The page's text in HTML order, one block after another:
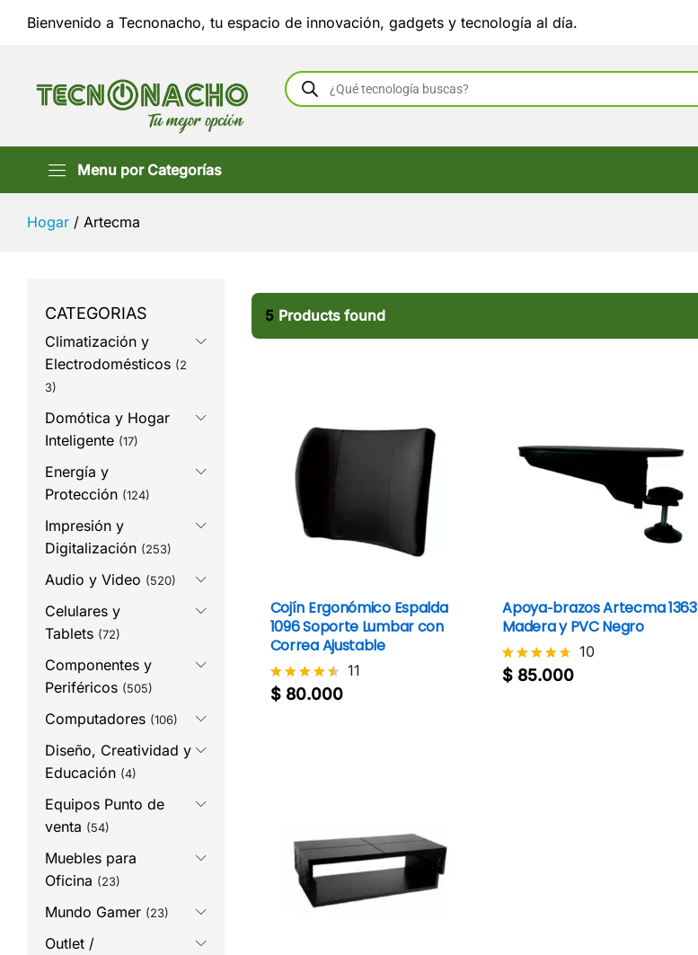
Bienvenido a Tecnonacho, tu espacio de innovación, gadgets y tecnología al día.
Búsqueda
de
productos
Menu por Categorías
Hogar / Artecma
5 Products found
Cojín Ergonómico Espalda
1096 Soporte Lumbar con
Correa Ajustable
Valorado
11
$80.000
Apoya‑brazos Artecma 1363
Madera y PVC Negro
Valorado
10
$ 85.000
$ 85.000
CATEGORIAS
Climatización y
Electrodomésticos (2
3)
Domótica y Hogar
Inteligente (17)
Energía y
Protección (124)
Impresión y
Digitalización (253)
Audio y Video (520)
Celulares y
Tablets (72)
Componentes y
Periféricos (505)
Computadores (106)
Diseño, Creatividad y
Educación (4)
Equipos Punto de
venta (54)
Muebles para
Oficina (23)
Mundo Gamer (23)
Outlet /